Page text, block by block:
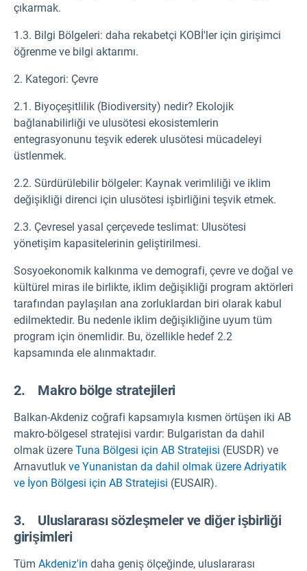
çıkarmak.
1.3. Bilgi Bölgeleri: daha rekabetçi KOBİ'ler için girişimci
öğrenme ve bilgi aktarımı.
2. Kategori: Çevre
2.1. Biyoçeşitlilik (Biodiversity) nedir? Ekolojik
bağlanabilirliği ve ulusötesi ekosistemlerin
entegrasyonunu teşvik ederek ulusötesi mücadeleyi
üstlenmek.
2.2. Sürdürülebilir bölgeler: Kaynak verimliliği ve iklim
değişikliği direnci için ulusötesi işbirliğini teşvik etmek.
2.3. Çevresel yasal çerçevede teslimat: Ulusötesi
yönetişim kapasitelerinin geliştirilmesi.
Sosyoekonomik kalkınma ve demografi, çevre ve doğal ve
kültürel miras ile birlikte, iklim değişikliği program aktörleri
tarafından paylaşılan ana zorluklardan biri olarak kabul
edilmektedir. Bu nedenle iklim değişikliğine uyum tüm
program için önemlidir. Bu, özellikle hedef 2.2
kapsamında ele alınmaktadır.
2. Makro bölge stratejileri
Balkan-Akdeniz coğrafi kapsamıyla kısmen örtüşen iki AB
makro-bölgesel stratejisi vardır: Bulgaristan da dahil
olmak üzere Tuna Bölgesi için AB Stratejisi (EUSDR) ve
Arnavutluk ve Yunanistan da dahil olmak üzere Adriyatik
ve İyon Bölgesi için AB Stratejisi (EUSAIR).
3. Uluslararası sözleşmeler ve diğer işbirliği
girişimleri
Tüm Akdeniz'in daha geniş ölçeğinde, uluslararası